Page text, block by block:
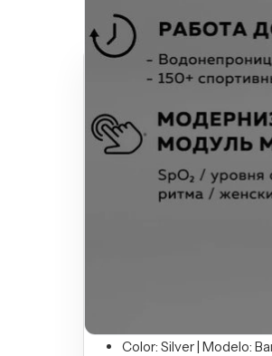
Smart Band
El Smart Band Xiaomi 9
Ficha técnica
Marca:
Color: Silver | Modelo: